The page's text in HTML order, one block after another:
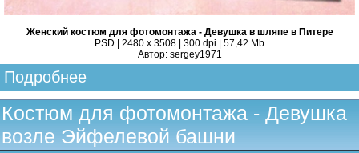
Женский костюм для фотомонтажа - Девушка в шляпе в Питере
PSD | 2480 x 3508 | 300 dpi | 57,42 Mb
Автор: sergey1971
Подробнее
Костюм для фотомонтажа - Девушка
возле Эйфелевой башни